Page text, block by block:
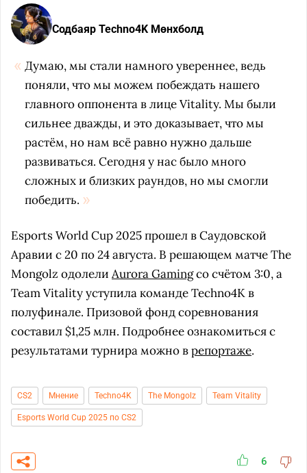
Содбаяр Techno4K Мөнхболд
Думаю, мы стали намного увереннее, ведь
поняли, что мы можем побеждать нашего
главного оппонента в лице Vitality. Мы были
сильнее дважды, и это доказывает, что мы
растём, но нам всё равно нужно дальше
развиваться. Сегодня у нас было много
сложных и близких раундов, но мы смогли
победить.
Esports World Cup 2025 прошел в Саудовской
Аравии с 20 по 24 августа. В решающем матче The
Mongolz одолели Aurora Gamingсо счётом 3:0, а
Team Vitality уступила команде Techno4K в
полуфинале. Призовой фонд соревнования
составил $1,25 млн. Подробнее ознакомиться с
результатами турнира можно врепортаже.
CS2 Мнение Techno4K The Mongolz Team Vitality
Esports World Cup 2025 по CS2
6